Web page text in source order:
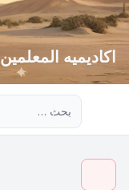
اكاديميه المعلمين